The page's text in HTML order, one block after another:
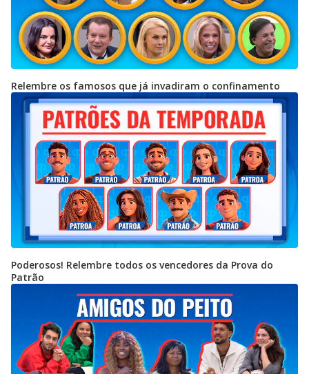
Relembre os famosos que já invadiram o confinamento
Poderosos! Relembre todos os vencedores da Prova do
Patrão